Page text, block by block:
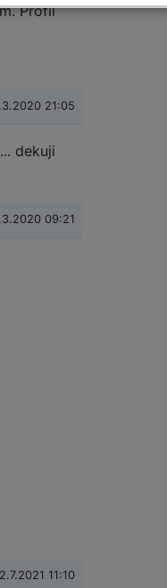
Profil
21:05
dekuji
09:21
11:10